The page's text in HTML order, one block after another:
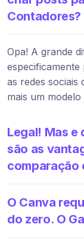
Contadores?
Opa! A grande
as redes sociais
mais um
Legal! Mas e
são as
comparação
O Canva
do zero. O